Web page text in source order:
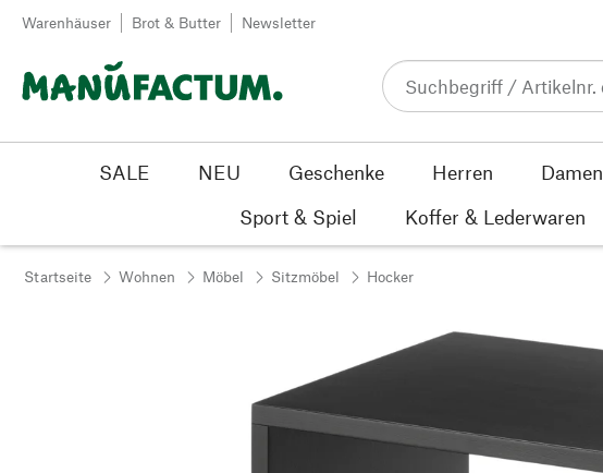
Zum Inhalt springen
Warenhäuser Brot & Butter Newsletter
SALE NEU Geschenke Herren Damen
Sport & Spiel
Koffer & Lederwaren
Startseite Wohnen Möbel Sitzmöbel Hocker